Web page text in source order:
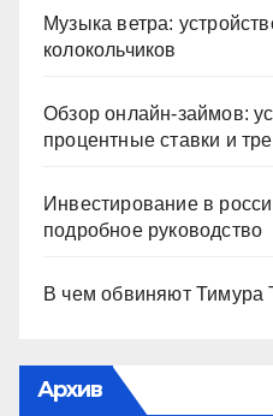
Музыка ветра:
колокольчиков
Обзор онлайн-займов:
процентные ставки и
Инвестирование в
подробное руководство
В чем обвиняют Тимура
Архив